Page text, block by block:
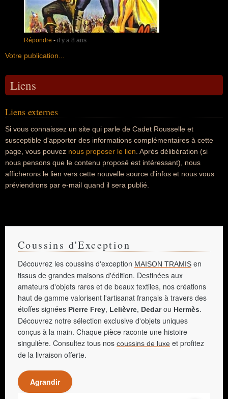
Répondre - il y a 8 ans
Votre publication...
Liens
Liens externes
Si vous connaissez un site qui parle de Cadet Rousselle et
susceptible d'apporter des informations complémentaires à cette
page, vous pouvez nous proposer le lien . Après délibération (si
nous pensons que le contenu proposé est intéressant), nous
afficherons le lien vers cette nouvelle source d'infos et nous vous
préviendrons par e-mail quand il sera publié.
Coussins d'Exception
Découvrez les coussins d'exception MAISON TRAMIS en
tissus de grandes maisons d'édition. Destinées aux
amateurs d'objets rares et de beaux textiles, nos créations
haut de gamme valorisent l'artisanat français à travers des
étoffes signées Pierre Frey, Lelièvre, Dedarou Hermès.
Découvrez notre sélection exclusive d'objets uniques
conçus à la main. Chaque pièce raconte une histoire
singulière. Consultez tous nos coussins de luxe et profitez
de la livraison offerte.
Agrandir